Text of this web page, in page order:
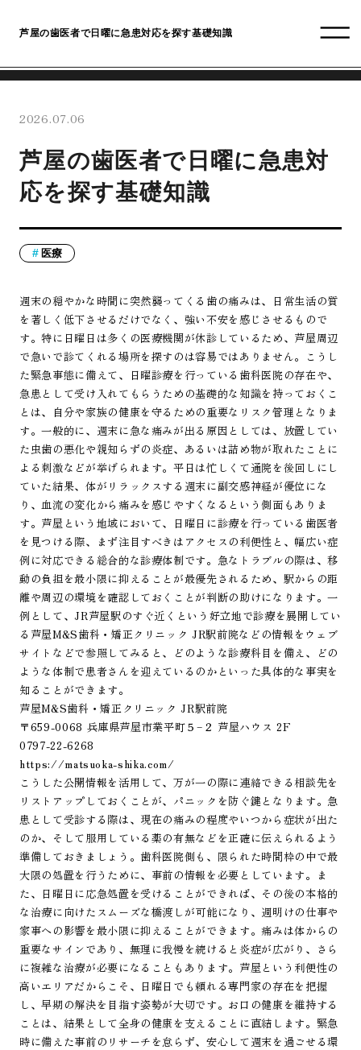
芦屋の歯医者で日曜に急患対応を探す基礎知識
2026.07.06
芦屋の歯医者で日曜に急患対
応を探す基礎知識
医療
週末の穏やかな時間に突然襲ってくる歯の痛みは、日常生活の質
を著しく低下させるだけでなく、強い不安を感じさせるもので
す。特に日曜日は多くの医療機関が休診しているため、芦屋周辺
で急いで診てくれる場所を探すのは容易ではありません。こうし
た緊急事態に備えて、日曜診療を行っている歯科医院の存在や、
急患として受け入れてもらうための基礎的な知識を持っておくこ
とは、自分や家族の健康を守るための重要なリスク管理となりま
す。一般的に、週末に急な痛みが出る原因としては、放置してい
た虫歯の悪化や親知らずの炎症、あるいは詰め物が取れたことに
よる刺激などが挙げられます。平日は忙しくて通院を後回しにし
ていた結果、体がリラックスする週末に副交感神経が優位にな
り、血流の変化から痛みを感じやすくなるという側面もありま
す。芦屋という地域において、日曜日に診療を行っている歯医者
を見つける際、まず注目すべきはアクセスの利便性と、幅広い症
例に対応できる総合的な診療体制です。急なトラブルの際は、移
動の負担を最小限に抑えることが最優先されるため、駅からの距
離や周辺の環境を確認しておくことが判断の助けになります。一
例として、JR芦屋駅のすぐ近くという好立地で診療を展開してい
る芦屋M&S歯科・矯正クリニック JR駅前院などの情報をウェブ
サイトなどで参照してみると、どのような診療科目を備え、どの
ような体制で患者さんを迎えているのかといった具体的な事実を
知ることができます。
芦屋M&S歯科・矯正クリニック JR駅前院
〒659-0068 兵庫県芦屋市業平町５−２ 芦屋ハウス 2F
0797-22-6268
https://matsuoka-shika.com/
こうした公開情報を活用して、万が一の際に連絡できる相談先を
リストアップしておくことが、パニックを防ぐ鍵となります。急
患として受診する際は、現在の痛みの程度やいつから症状が出た
のか、そして服用している薬の有無などを正確に伝えられるよう
準備しておきましょう。歯科医院側も、限られた時間枠の中で最
大限の処置を行うために、事前の情報を必要としています。ま
た、日曜日に応急処置を受けることができれば、その後の本格的
な治療に向けたスムーズな橋渡しが可能になり、週明けの仕事や
家事への影響を最小限に抑えることができます。痛みは体からの
重要なサインであり、無理に我慢を続けると炎症が広がり、さら
に複雑な治療が必要になることもあります。芦屋という利便性の
高いエリアだからこそ、日曜日でも頼れる専門家の存在を把握
し、早期の解決を目指す姿勢が大切です。お口の健康を維持する
ことは、結果として全身の健康を支えることに直結します。緊急
時に備えた事前のリサーチを怠らず、安心して週末を過ごせる環